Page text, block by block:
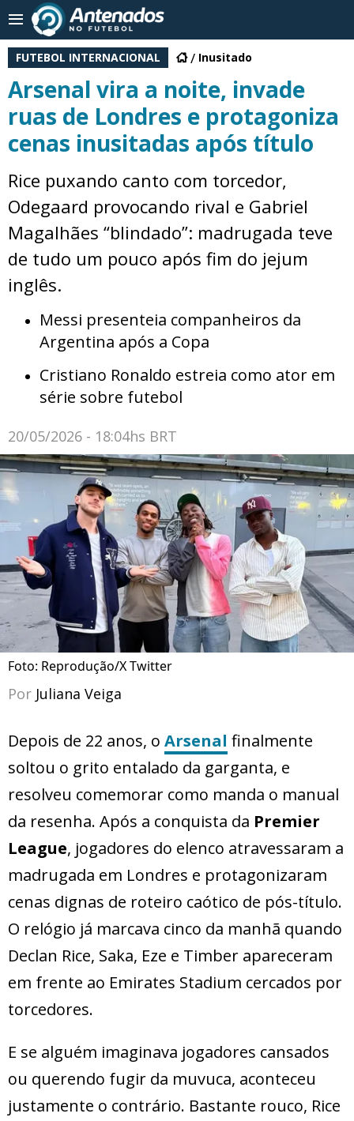
FUTEBOL INTERNACIONAL Inusitado
Arsenal vira a noite, invade
ruas de Londres e protagoniza
cenas inusitadas após título
Rice puxando canto com torcedor,
Odegaard provocando rival e Gabriel
Magalhães “blindado”: madrugada teve
de tudo um pouco após fim do jejum
inglês.
Messi presenteia companheiros da
Argentina após a Copa
Cristiano Ronaldo estreia como ator em
série sobre futebol
20/05/2026 - 18:04hs BRT
Foto: Reprodução/X Twitter
Por Juliana Veiga
Depois de 22 anos, o Arsenal finalmente
soltou o grito entalado da garganta, e
resolveu comemorar como manda o manual
da resenha. Após a conquista da Premier
League, jogadores do elenco atravessaram a
madrugada em Londres e protagonizaram
cenas dignas de roteiro caótico de pós-título.
O relógio já marcava cinco da manhã quando
Declan Rice, Saka, Eze e Timber apareceram
em frente ao Emirates Stadium cercados por
torcedores.
E se alguém imaginava jogadores cansados
ou querendo fugir da muvuca, aconteceu
justamente o contrário. Bastante rouco, Rice